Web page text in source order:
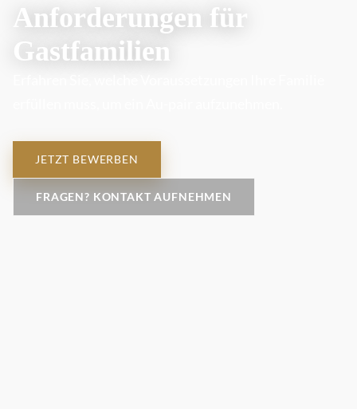
Anforderungen für
Gastfamilien
JETZT BEWERBEN
FRAGEN? KONTAKT AUFNEHMEN